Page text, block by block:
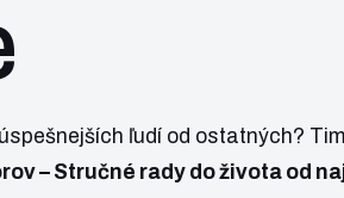
ľudí od ostatných?
– Stručné rady do života od